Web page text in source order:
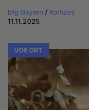
bfg Bayern / Kortizes
11.11.2025
VOR ORT